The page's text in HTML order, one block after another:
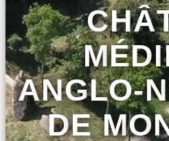
ANGLO-
DE